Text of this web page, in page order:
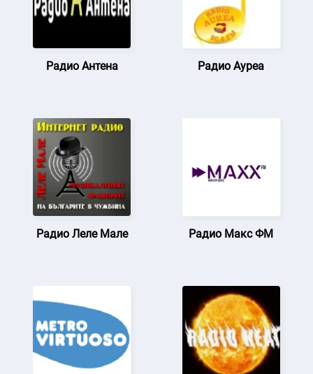
Радио Антена Радио Ауреа
Радио Леле Мале Радио Макс ФМ